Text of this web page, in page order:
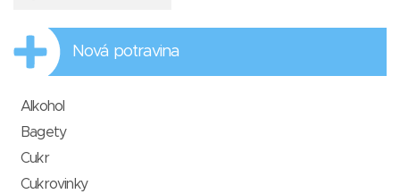
Nová potravina
Alkohol
Bagety
Cukr
Cukrovinky